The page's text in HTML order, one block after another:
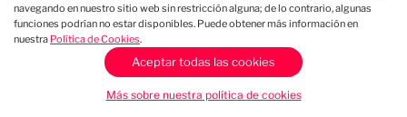
Este trabajo también marca un importante paso
para Revancha Records, que comienza a
posicionarse como un sello con proyección
internacional. Su apuesta por desarrollar
navegando en nuestro sitio web sin restricción alguna; de lo contrario, algunas
funciones podrían no estar disponibles. Puede obtener más información en
nuestra Política de Cookies.
Aceptar todas las cookies
Más sobre nuestra política de cookies